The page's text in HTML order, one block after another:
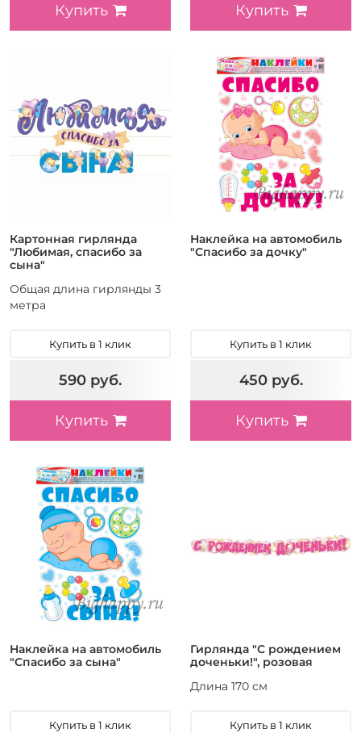
Купить Купить
Картонная гирлянда
"Любимая, спасибо за
сына"
Общая длина гирлянды 3
метра
Купить в 1 клик
590 руб.
Купить
Наклейка на автомобиль
"Спасибо за дочку"
Купить в 1 клик
450 руб.
Купить
Наклейка на автомобиль
"Спасибо за сына"
Купить в 1 клик
Гирлянда "С рождением
доченьки!", розовая
Длина 170 см
Купить в 1 клик